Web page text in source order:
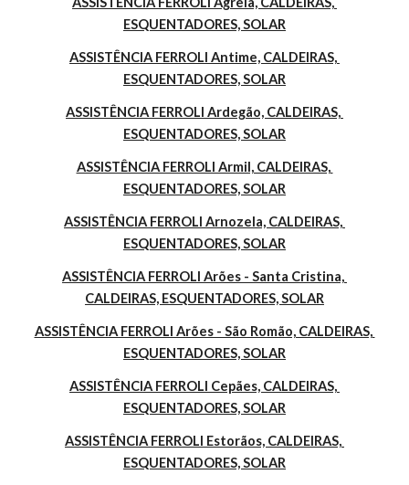
ESQUENTADORES, SOLAR
ASSISTÊNCIA FERROLI Antime, CALDEIRAS,
ESQUENTADORES, SOLAR
ASSISTÊNCIA FERROLI Ardegão, CALDEIRAS,
ESQUENTADORES, SOLAR
ASSISTÊNCIA FERROLI Armil, CALDEIRAS,
ESQUENTADORES, SOLAR
ASSISTÊNCIA FERROLI Arnozela, CALDEIRAS,
ESQUENTADORES, SOLAR
ASSISTÊNCIA FERROLI Arões - Santa Cristina,
CALDEIRAS, ESQUENTADORES, SOLAR
ASSISTÊNCIA FERROLI Arões - São Romão, CALDEIRAS,
ESQUENTADORES, SOLAR
ASSISTÊNCIA FERROLI Cepães, CALDEIRAS,
ESQUENTADORES, SOLAR
ASSISTÊNCIA FERROLI Estorãos, CALDEIRAS,
ESQUENTADORES, SOLAR